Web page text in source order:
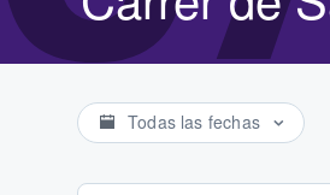
Todas las fechas